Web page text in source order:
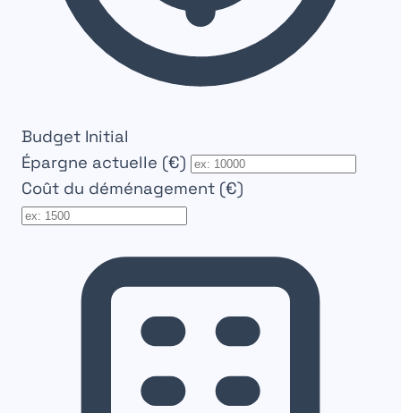
Budget Initial
Épargne actuelle (€)
Coût du déménagement (€)